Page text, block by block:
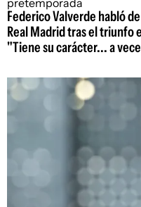
Federico Valverde habló
Real Madrid tras el triunfo
"Tiene su carácter... a